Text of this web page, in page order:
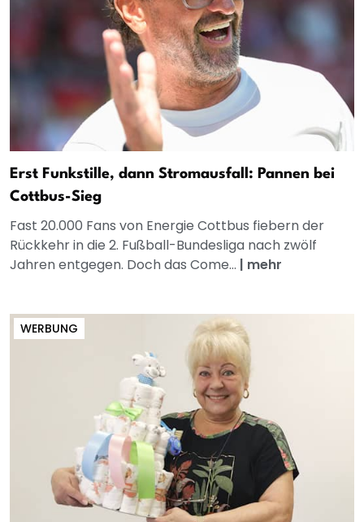
Erst Funkstille, dann Stromausfall: Pannen bei
Cottbus-Sieg
Fast 20.000 Fans von Energie Cottbus fiebern der
Rückkehr in die 2. Fußball-Bundesliga nach zwölf
Jahren entgegen. Doch das Come... | mehr
WERBUNG